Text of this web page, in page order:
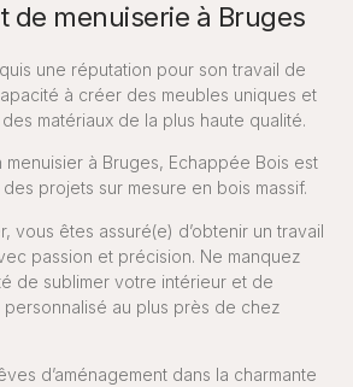
de menuiserie à Bruges
une réputation pour son travail de
à créer des meubles uniques et
matériaux de la plus haute qualité.
à Bruges, Echappée Bois est
projets sur mesure en bois massif.
vous êtes assuré(e) d’obtenir un travail
passion et précision. Ne manquez
de sublimer votre intérieur et de
personnalisé au plus près de chez
d’aménagement dans la charmante